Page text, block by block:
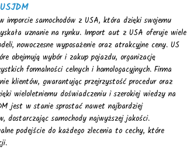
samochodów z USA, która dzięki swojemu
uznanie na rynku. Import aut z USA oferuje wiele
nowoczesne wyposażenie oraz atrakcyjne ceny. US
obejmują wybór i zakup pojazdu, organizację
formalności celnych i homologacyjnych. Firma
klientów, gwarantując przejrzystość procedur oraz
wieloletniemu doświadczeniu i szerokiej wiedzy na
jest w stanie sprostać nawet najbardziej
dostarczając samochody najwyższej jakości.
podejście do każdego zlecenia to cechy, które